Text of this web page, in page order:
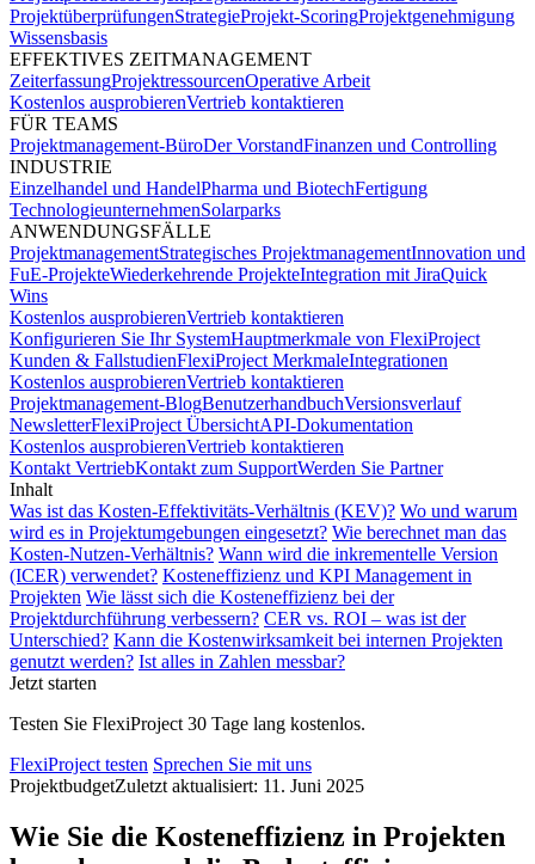
ProjektüberprüfungenStrategieProjekt-ScoringProjektgenehmigung
Wissensbasis
EFFEKTIVES ZEITMANAGEMENT
ZeiterfassungProjektressourcenOperative Arbeit
Kostenlos ausprobierenVertrieb kontaktieren
FÜR TEAMS
Projektmanagement-BüroDer VorstandFinanzen und Controlling
INDUSTRIE
Einzelhandel und HandelPharma und BiotechFertigung
TechnologieunternehmenSolarparks
ANWENDUNGSFÄLLE
ProjektmanagementStrategisches ProjektmanagementInnovation und
FuE-ProjekteWiederkehrende ProjekteIntegration mit JiraQuick
Wins
Kostenlos ausprobierenVertrieb kontaktieren
Konfigurieren Sie Ihr SystemHauptmerkmale von FlexiProject
Kunden & FallstudienFlexiProject MerkmaleIntegrationen
Kostenlos ausprobierenVertrieb kontaktieren
Projektmanagement-BlogBenutzerhandbuchVersionsverlauf
NewsletterFlexiProject ÜbersichtAPI-Dokumentation
Kostenlos ausprobierenVertrieb kontaktieren
Kontakt VertriebKontakt zum SupportWerden Sie Partner
Inhalt
Was ist das Kosten-Effektivitäts-Verhältnis (KEV)? Wo und warum
wird es in Projektumgebungen eingesetzt? Wie berechnet man das
Kosten-Nutzen-Verhältnis? Wann wird die inkrementelle Version
(ICER) verwendet? Kosteneffizienz und KPI Management in
Projekten Wie lässt sich die Kosteneffizienz bei der
Projektdurchführung verbessern? CER vs. ROI – was ist der
Unterschied? Kann die Kostenwirksamkeit bei internen Projekten
genutzt werden? Ist alles in Zahlen messbar?
Jetzt starten
Testen Sie FlexiProject 30 Tage lang kostenlos.
FlexiProject testen Sprechen Sie mit uns
ProjektbudgetZuletzt aktualisiert: 11. Juni 2025
Wie Sie die Kosteneffizienz in Projekten